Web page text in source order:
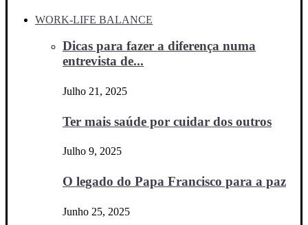
WORK-LIFE BALANCE
Dicas para fazer a diferença numa
entrevista de...
Julho 21, 2025
Ter mais saúde por cuidar dos outros
Julho 9, 2025
O legado do Papa Francisco para a paz
Junho 25, 2025